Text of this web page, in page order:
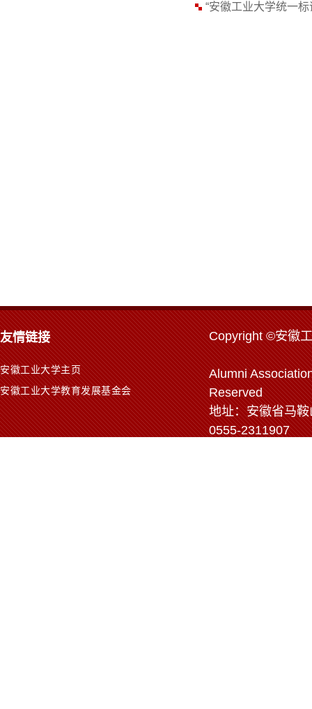
“安徽工业大学统一
友情链接
安徽工业大学主页
安徽工业大学教育发展基金会
Copyright ©安徽工
Alumni
Reserved
地址：安徽省马
0555-2311907